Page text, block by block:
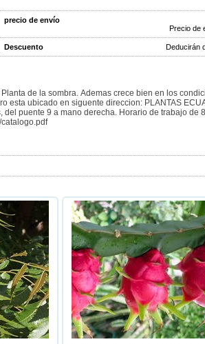
precio de envío
Precio de
Descuento Deducirán
de la sombra. Ademas crece bien en los
esta ubicado en siguente direccion: PLANTAS
puente 9 a mano derecha. Horario de trabajo